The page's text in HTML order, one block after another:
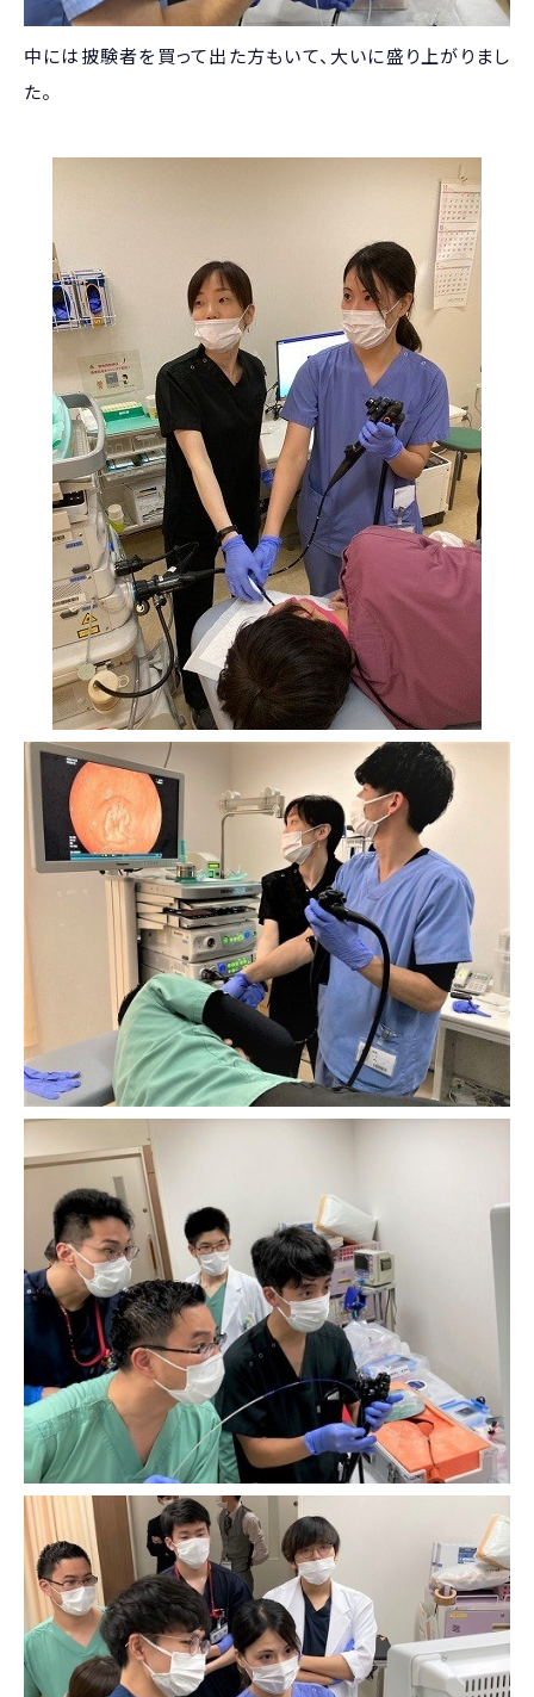
中には披験者を買って出た方もいて、大いに盛り上がりまし
た。